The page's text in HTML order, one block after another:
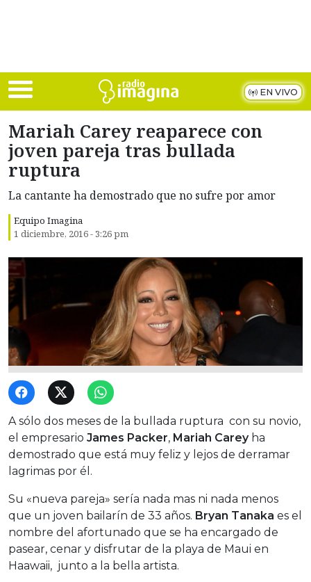
EN VIVO
Mariah Carey reaparece con
joven pareja tras bullada
ruptura
La cantante ha demostrado que no sufre por amor
Equipo Imagina
1 diciembre, 2016 - 3:26 pm
A sólo dos meses de la bullada ruptura con su novio,
el empresario James Packer, Mariah Careyha
demostrado que está muy feliz y lejos de derramar
lagrimas por él.
Su «nueva pareja» sería nada mas ni nada menos
que un joven bailarín de 33 años. Bryan Tanaka es el
nombre del afortunado que se ha encargado de
pasear, cenar y disfrutar de la playa de Maui en
Haawaii, junto a la bella artista.